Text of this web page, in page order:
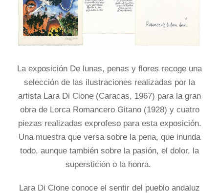
La exposición De lunas, penas y flores recoge una
selección de las ilustraciones realizadas por la
artista Lara Di Cione (Caracas, 1967) para la gran
obra de Lorca Romancero Gitano (1928) y cuatro
piezas realizadas exprofeso para esta exposición.
Una muestra que versa sobre la pena, que inunda
todo, aunque también sobre la pasión, el dolor, la
superstición o la honra.
Lara Di Cione conoce el sentir del pueblo andaluz